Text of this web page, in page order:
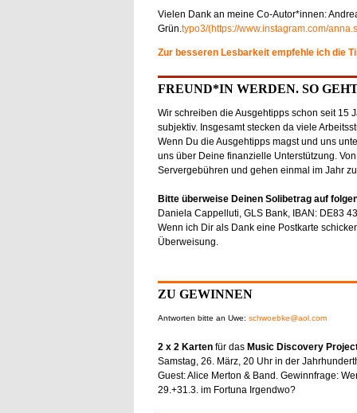
Vielen Dank an meine Co-Autor*innen:
Grün.typo3/(https://www.instagram.com/
Zur besseren Lesbarkeit empfehle ich die
FREUND*IN WERDEN. SO
Wir schreiben die Ausgehtipps schon seit 15
subjektiv. Insgesamt stecken da viele
Wenn Du die Ausgehtipps magst und uns
uns über Deine finanzielle Unterstützung.
Servergebühren und gehen einmal im Jahr
Bitte überweise Deinen Solibetrag auf
Daniela Cappelluti, GLS Bank, IBAN: DE83
Wenn ich Dir als Dank eine Postkarte
Überweisung.
ZU GEWINNEN
Antworten bitte an Uwe: schwoebke@aol.com
2 x 2 Kartenfür das Music Discovery
Samstag, 26. März, 20 Uhr in der
Guest: Alice Merton & Band. Gewinnfrage:
29.+31.3. im Fortuna Irgendwo?